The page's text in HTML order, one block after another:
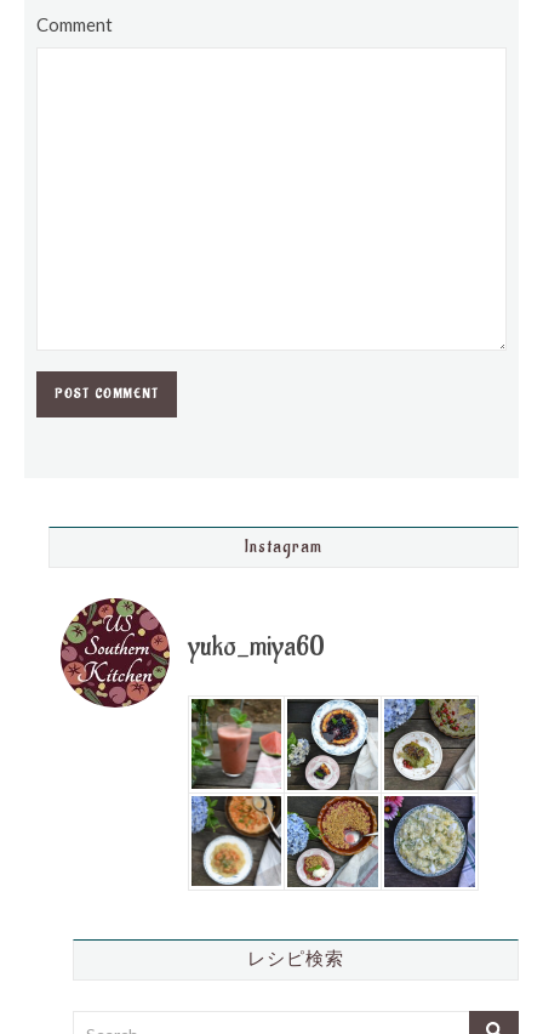
Comment
Instagram
yuko_miya60
レシピ検索